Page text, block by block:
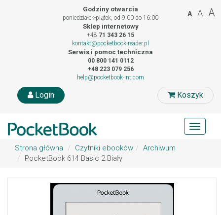
Godziny otwarcia
poniedziałek-piątek, od 9:00 do 16:00
Sklep internetowy
+48 71 343 26 15
kontakt@pocketbook-reader.pl
Serwis i pomoc techniczna
00 800 141 0112
+48 223 079 256
help@pocketbook-int.com
Koszyk
Login
A A A
Toggle
Strona główna
Czytniki ebooków
Archiwum
PocketBook 614 Basic 2 Biały